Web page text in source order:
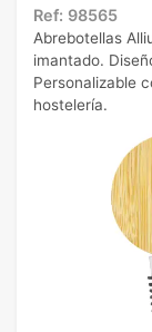
Ref: 98565
Abrebotellas
imantado.
Personalizable
hostelería.